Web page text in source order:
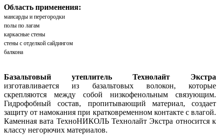
Область применения:
мансарды и перегородки
полы по лагам
каркасные стены
стены с отделкой сайдингом
балкона
Базальтовый утеплитель Технолайт Экстра
изготавливается из базальтовых волокон, которые
скрепляются между собой низкофенольным связующим.
Гидрофобный состав, пропитывающий материал, создает
защиту от намокания при кратковременном контакте с влагой.
Каменная вата ТехноНИКОЛЬ Технолайт Экстра относится к
классу негорючих материалов.